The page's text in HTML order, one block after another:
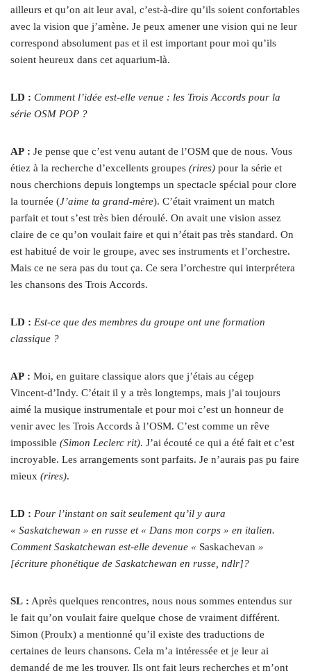
ailleurs et qu’on ait leur aval, c’est-à-dire qu’ils soient confortables
avec la vision que j’amène. Je peux amener une vision qui ne leur
correspond absolument pas et il est important pour moi qu’ils
soient heureux dans cet aquarium-là.
LD : Comment l’idée est-elle venue : les Trois Accords pour la
série OSM POP ?
AP : Je pense que c’est venu autant de l’OSM que de nous. Vous
étiez à la recherche d’excellents groupes (rires) pour la série et
nous cherchions depuis longtemps un spectacle spécial pour clore
la tournée (J’aime ta grand-mère). C’était vraiment un match
parfait et tout s’est très bien déroulé. On avait une vision assez
claire de ce qu’on voulait faire et qui n’était pas très standard. On
est habitué de voir le groupe, avec ses instruments et l’orchestre.
Mais ce ne sera pas du tout ça. Ce sera l’orchestre qui interprétera
les chansons des Trois Accords.
LD : Est-ce que des membres du groupe ont une formation
classique ?
AP : Moi, en guitare classique alors que j’étais au cégep
Vincent‑d’Indy. C’était il y a très longtemps, mais j’ai toujours
aimé la musique instrumentale et pour moi c’est un honneur de
venir avec les Trois Accords à l’OSM. C’est comme un rêve
impossible (Simon Leclerc rit). J’ai écouté ce qui a été fait et c’est
incroyable. Les arrangements sont parfaits. Je n’aurais pas pu faire
mieux (rires).
LD : Pour l’instant on sait seulement qu’il y aura
« Saskatchewan » en russe et « Dans mon corps » en italien.
Comment Saskatchewan est-elle devenue « Saskachevan »
[écriture phonétique de Saskatchewan en russe, ndlr]?
SL : Après quelques rencontres, nous nous sommes entendus sur
le fait qu’on voulait faire quelque chose de vraiment différent.
Simon (Proulx) a mentionné qu’il existe des traductions de
certaines de leurs chansons. Cela m’a intéressée et je leur ai
demandé de me les trouver. Ils ont fait leurs recherches et m’ont